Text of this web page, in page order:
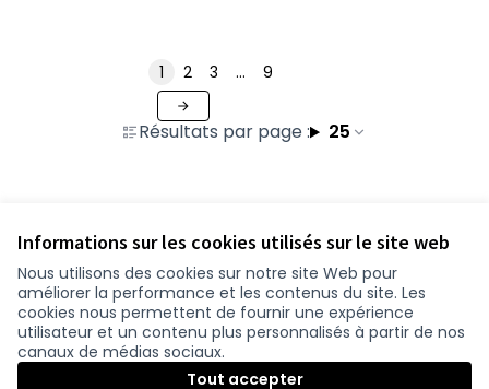
Informations sur les cookies utilisés sur le site web
Nous utilisons des cookies sur notre site Web pour
améliorer la performance et les contenus du site. Les
cookies nous permettent de fournir une expérience
utilisateur et un contenu plus personnalisés à partir de nos
canaux de médias sociaux.
Tout accepter
Résultats par page : 25
1 2 3 … 9
Conditions d'utilisation
Paramètres des cookies
participer.loire-atlantique.fr sur Facebook
(Nouvelle fenêtre)
participer.loire-atlantique.fr sur Instagram
(Nouvelle fenêtre)
participer.loire-atlantique.fr sur YouTube
(Nouvelle fenêtre)